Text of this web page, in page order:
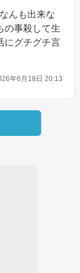
んも出来な
の事殺して生
にグチグチ言
年6月18日 20:13